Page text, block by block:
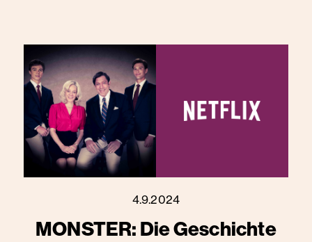
4.9.2024
MONSTER: Die Geschichte